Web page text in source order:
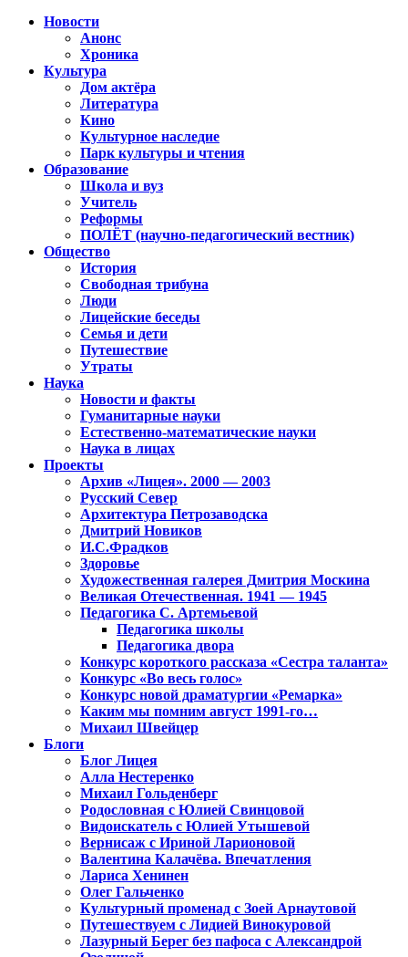
Новости
Анонс
Хроника
Культура
Дом актёра
Литература
Кино
Культурное наследие
Парк культуры и чтения
Образование
Школа и вуз
Учитель
Реформы
ПОЛЁТ (научно-педагогический вестник)
Общество
История
Свободная трибуна
Люди
Лицейские беседы
Семья и дети
Путешествие
Утраты
Наука
Новости и факты
Гуманитарные науки
Естественно-математические науки
Наука в лицах
Проекты
Архив «Лицея». 2000 — 2003
Русский Север
Архитектура Петрозаводска
Дмитрий Новиков
И.С.Фрадков
Здоровье
Художественная галерея Дмитрия Москина
Великая Отечественная. 1941 — 1945
Педагогика С. Артемьевой
Педагогика школы
Педагогика двора
Конкурс короткого рассказа «Сестра таланта»
Конкурс «Во весь голос»
Конкурс новой драматургии «Ремарка»
Каким мы помним август 1991-го…
Михаил Швейцер
Блоги
Блог Лицея
Алла Нестеренко
Михаил Гольденберг
Родословная с Юлией Свинцовой
Видоискатель с Юлией Утышевой
Вернисаж с Ириной Ларионовой
Валентина Калачёва. Впечатления
Лариса Хенинен
Олег Гальченко
Культурный променад с Зоей Арнаутовой
Путешествуем с Лидией Винокуровой
Лазурный Берег без пафоса с Александрой